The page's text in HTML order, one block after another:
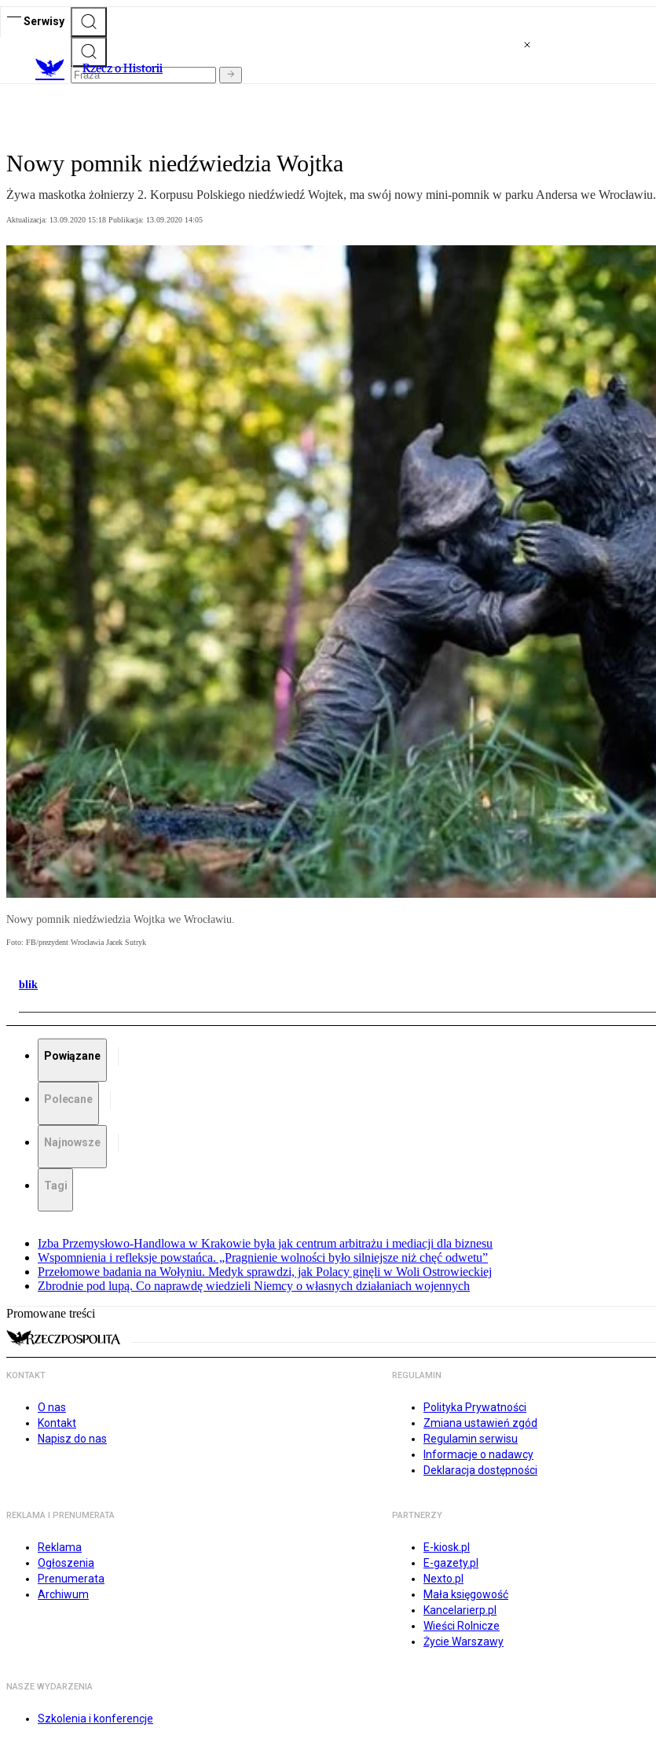
Serwisy
Rzecz o Historii
Nowy pomnik niedźwiedzia Wojtka
Żywa maskotka żołnierzy 2. Korpusu Polskiego niedźwiedź Wojtek, ma swój nowy mini-pomnik w parku Andersa we Wrocławiu.
Aktualizacja: 13.09.2020 15:18 Publikacja: 13.09.2020 14:05
Nowy pomnik niedźwiedzia Wojtka we Wrocławiu.
Foto: FB/prezydent Wrocławia Jacek Sutryk
blik
Powiązane
Polecane
Najnowsze
Tagi
Izba Przemysłowo-Handlowa w Krakowie była jak centrum arbitrażu i mediacji dla biznesu
Wspomnienia i refleksje powstańca. „Pragnienie wolności było silniejsze niż chęć odwetu”
Przełomowe badania na Wołyniu. Medyk sprawdzi, jak Polacy ginęli w Woli Ostrowieckiej
Zbrodnie pod lupą. Co naprawdę wiedzieli Niemcy o własnych działaniach wojennych
Promowane treści
KONTAKT
O nas
Kontakt
Napisz do nas
REGULAMIN
Polityka Prywatności
Zmiana ustawień zgód
Regulamin serwisu
Informacje o nadawcy
Deklaracja dostępności
REKLAMA I PRENUMERATA
Reklama
Ogłoszenia
Prenumerata
Archiwum
PARTNERZY
E-kiosk.pl
E-gazety.pl
Nexto.pl
Mała księgowość
Kancelarierp.pl
Wieści Rolnicze
Życie Warszawy
NASZE WYDARZENIA
Szkolenia i konferencje